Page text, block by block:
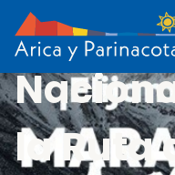
Vota
la Ruta